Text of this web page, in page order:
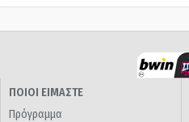
ΠΟΙΟΙ ΕΙΜΑΣΤΕ
Πρόγραμμα